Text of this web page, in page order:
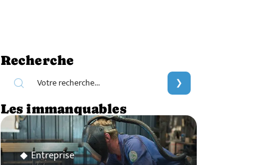
Recherche
Les immanquables
Entreprise